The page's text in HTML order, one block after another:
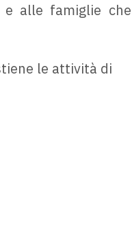
alle famiglie che
le attività di